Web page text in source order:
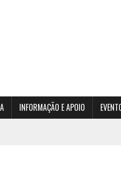
INFORMAÇÃO E APOIO